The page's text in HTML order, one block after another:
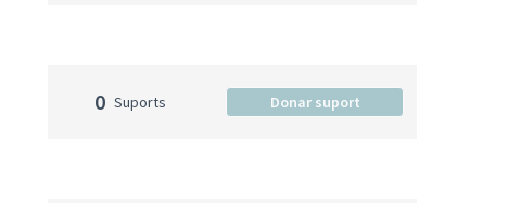
0 Suports Donar suport